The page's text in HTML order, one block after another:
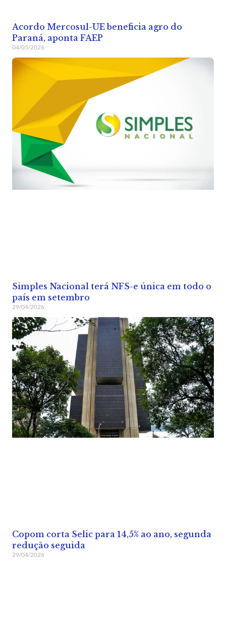
Acordo Mercosul-UE beneficia agro do
Paraná, aponta FAEP
04/05/2026
Simples Nacional terá NFS-e única em todo o
país em setembro
29/04/2026
Copom corta Selic para 14,5% ao ano, segunda
redução seguida
29/04/2026